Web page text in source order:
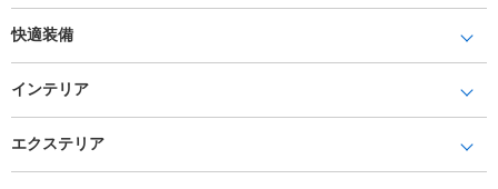
快適装備
インテリア
エクステリア